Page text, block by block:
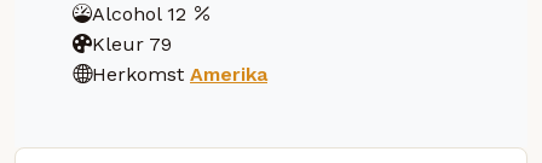
Alcohol 12
Kleur 79
Herkomst Amerika